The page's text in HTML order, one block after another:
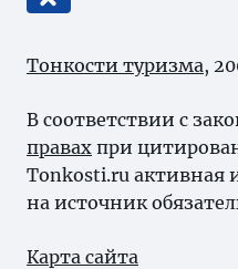
Тонкости туризма,
В соответствии с
правах при
Tonkosti.ru активная
на источник
Карта сайта